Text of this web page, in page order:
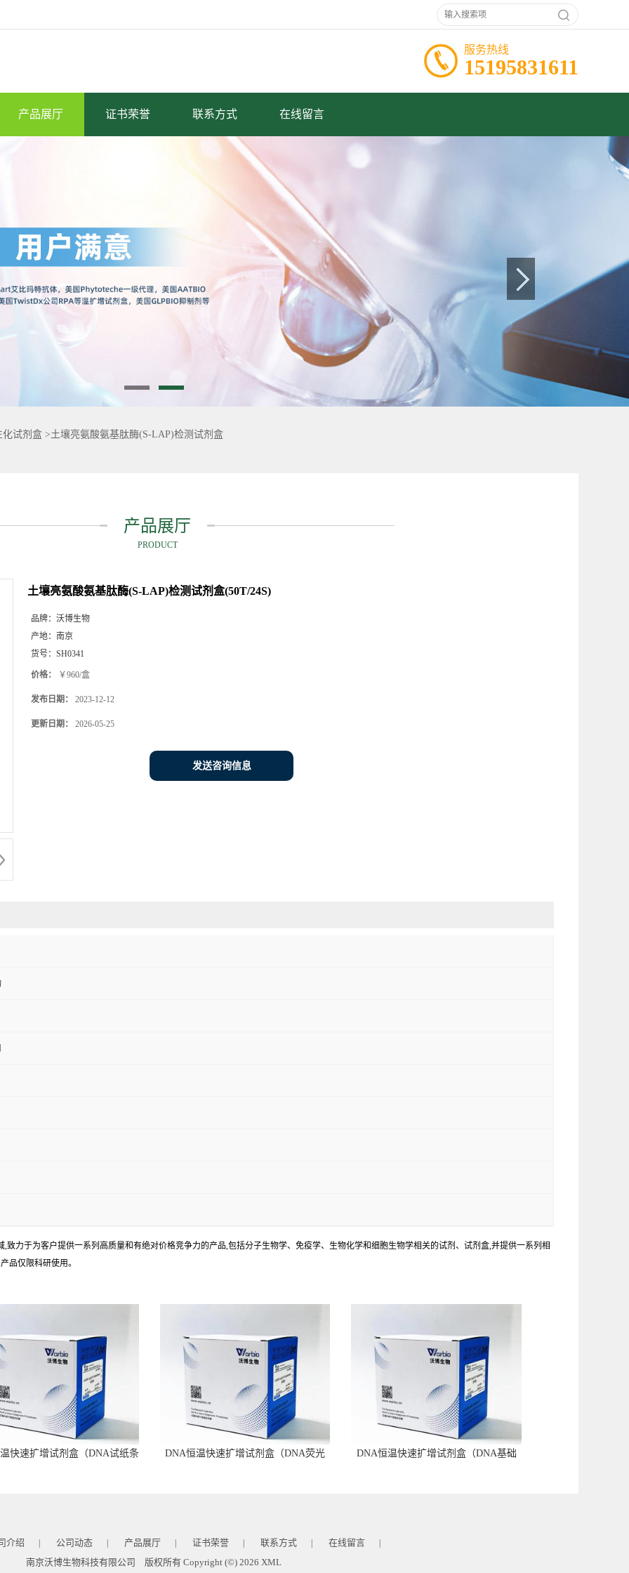
服务热线
15195831611
产品展厅 证书荣誉 联系方式 在线留言
化试剂盒 >土壤亮氨酸氨基肽酶(S-LAP)检测试剂盒
产品展厅
PRODUCT
土壤亮氨酸氨基肽酶(S-LAP)检测试剂盒(50T/24S)
品牌： 沃博生物
产地： 南京
货号： SH0341
价格： ￥960/盒
发布日期： 2023-12-12
更新日期： 2026-05-25
发送咨询信息
力于为客户提供一系列高质量和有绝对价格竞争力的产品,包括分子生物学、免疫学、生物化学和细胞生物学相关的试剂、试剂盒,并提供一系列相
品仅限科研使用。
快速扩增试剂盒（DNA试纸条
DNA恒温快速扩增试剂盒（DNA荧光
DNA恒温快速扩增试剂盒（DNA基础
介绍 公司动态 产品展厅 证书荣誉 联系方式 在线留言
南京沃博生物科技有限公司 版权所有 Copyright (©) 2026 XML